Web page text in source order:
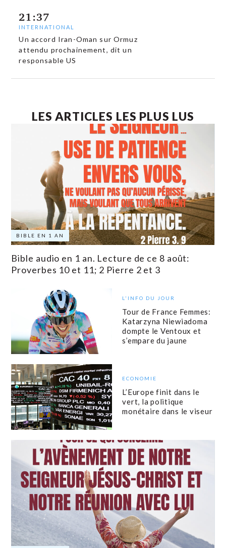
21:37
INTERNATIONAL
Un accord Iran-Oman sur Ormuz
attendu prochainement, dit un
responsable US
LES ARTICLES LES PLUS LUS
BIBLE EN 1 AN
Bible audio en 1 an. Lecture de ce 8 août:
Proverbes 10 et 11; 2 Pierre 2 et 3
L'INFO DU JOUR
Tour de France Femmes:
Katarzyna Niewiadoma
dompte le Ventoux et
s’empare du jaune
ECONOMIE
L’Europe finit dans le
vert, la politique
monétaire dans le viseur